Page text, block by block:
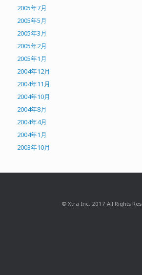
2005年7月
2005年5月
2005年3月
2005年2月
2005年1月
2004年12月
2004年11月
2004年10月
2004年8月
2004年4月
2004年1月
2003年10月
© Xtra Inc. 2017 All Rights